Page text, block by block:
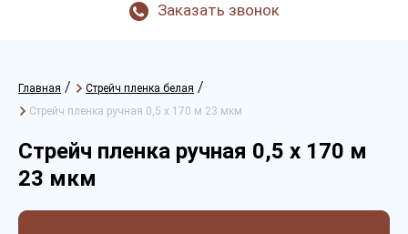
Заказать звонок
Главная / Стрейч пленка белая /
Стрейч пленка ручная 0,5 х 170 м 23 мкм
Стрейч пленка ручная 0,5 х 170 м
23 мкм